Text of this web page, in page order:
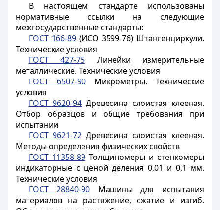
В настоящем стандарте использованы
нормативные ссылки на следующие
межгосударственные стандарты:
ГОСТ 166-89(ИСО 3599-76) Штангенциркули.
Технические условия
ГОСТ 427-75 Линейки измерительные
металлические. Технические условия
ГОСТ 6507-90Микрометры. Технические
условия
ГОСТ 9620-94 Древесина слоистая клееная.
Отбор образцов и общие требования при
испытании
ГОСТ 9621-72 Древесина слоистая клееная.
Методы определения физических свойств
ГОСТ 11358-89Толщиномеры и стенкомеры
индикаторные с ценой деления 0,01 и 0,1 мм.
Технические условия
ГОСТ 28840-90 Машины для испытания
материалов на растяжение, сжатие и изгиб.